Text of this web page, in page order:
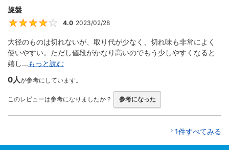
旋盤
4
4.0 2023/02/28
大径のものは切れないが、取り代が少なく、切れ味も非常によく
使いやすい。ただし値段がかなり高いのでもう少しやすくなると
嬉し...もっと読む
0人が参考にしています。
このレビューは参考になりましたか？ 参考になった
1件すべてみる